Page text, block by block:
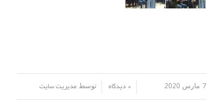
7 مارس 2020 / 0 دیدگاه توسط مدیریت سایت